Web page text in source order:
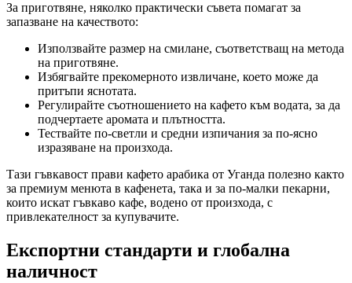
За приготвяне, няколко практически съвета помагат за
запазване на качеството:
Използвайте размер на смилане, съответстващ на метода
на приготвяне.
Избягвайте прекомерното извличане, което може да
притъпи яснотата.
Регулирайте съотношението на кафето към водата, за да
подчертаете аромата и плътността.
Тествайте по-светли и средни изпичания за по-ясно
изразяване на произхода.
Тази гъвкавост прави кафето арабика от Уганда полезно както
за премиум менюта в кафенета, така и за по-малки пекарни,
които искат гъвкаво кафе, водено от произхода, с
привлекателност за купувачите.
Експортни стандарти и глобална
наличност